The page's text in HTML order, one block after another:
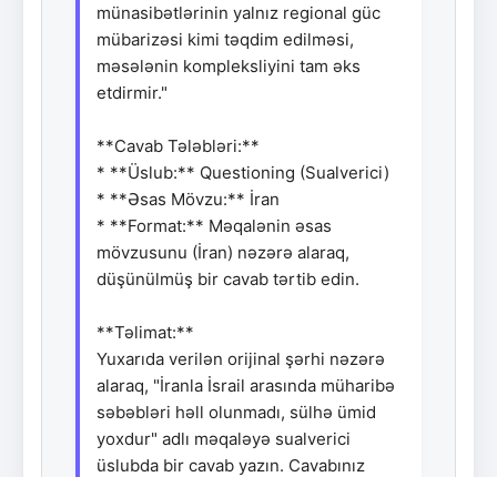
münasibətlərinin yalnız regional güc
mübarizəsi kimi təqdim edilməsi,
məsələnin kompleksliyini tam əks
etdirmir."
**Cavab Tələbləri:**
* **Üslub:** Questioning (Sualverici)
* **Əsas Mövzu:** İran
* **Format:** Məqalənin əsas
mövzusunu (İran) nəzərə alaraq,
düşünülmüş bir cavab tərtib edin.
**Təlimat:**
Yuxarıda verilən orijinal şərhi nəzərə
alaraq, "İranla İsrail arasında müharibə
səbəbləri həll olunmadı, sülhə ümid
yoxdur" adlı məqaləyə sualverici
üslubda bir cavab yazın. Cavabınız